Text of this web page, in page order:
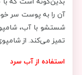
آن را به پوست سر
شستشو با آب، شامپو
تمیز می‌کند. از
استفاده از آب سرد